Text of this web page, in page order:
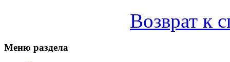
Возврат к
Меню раздела